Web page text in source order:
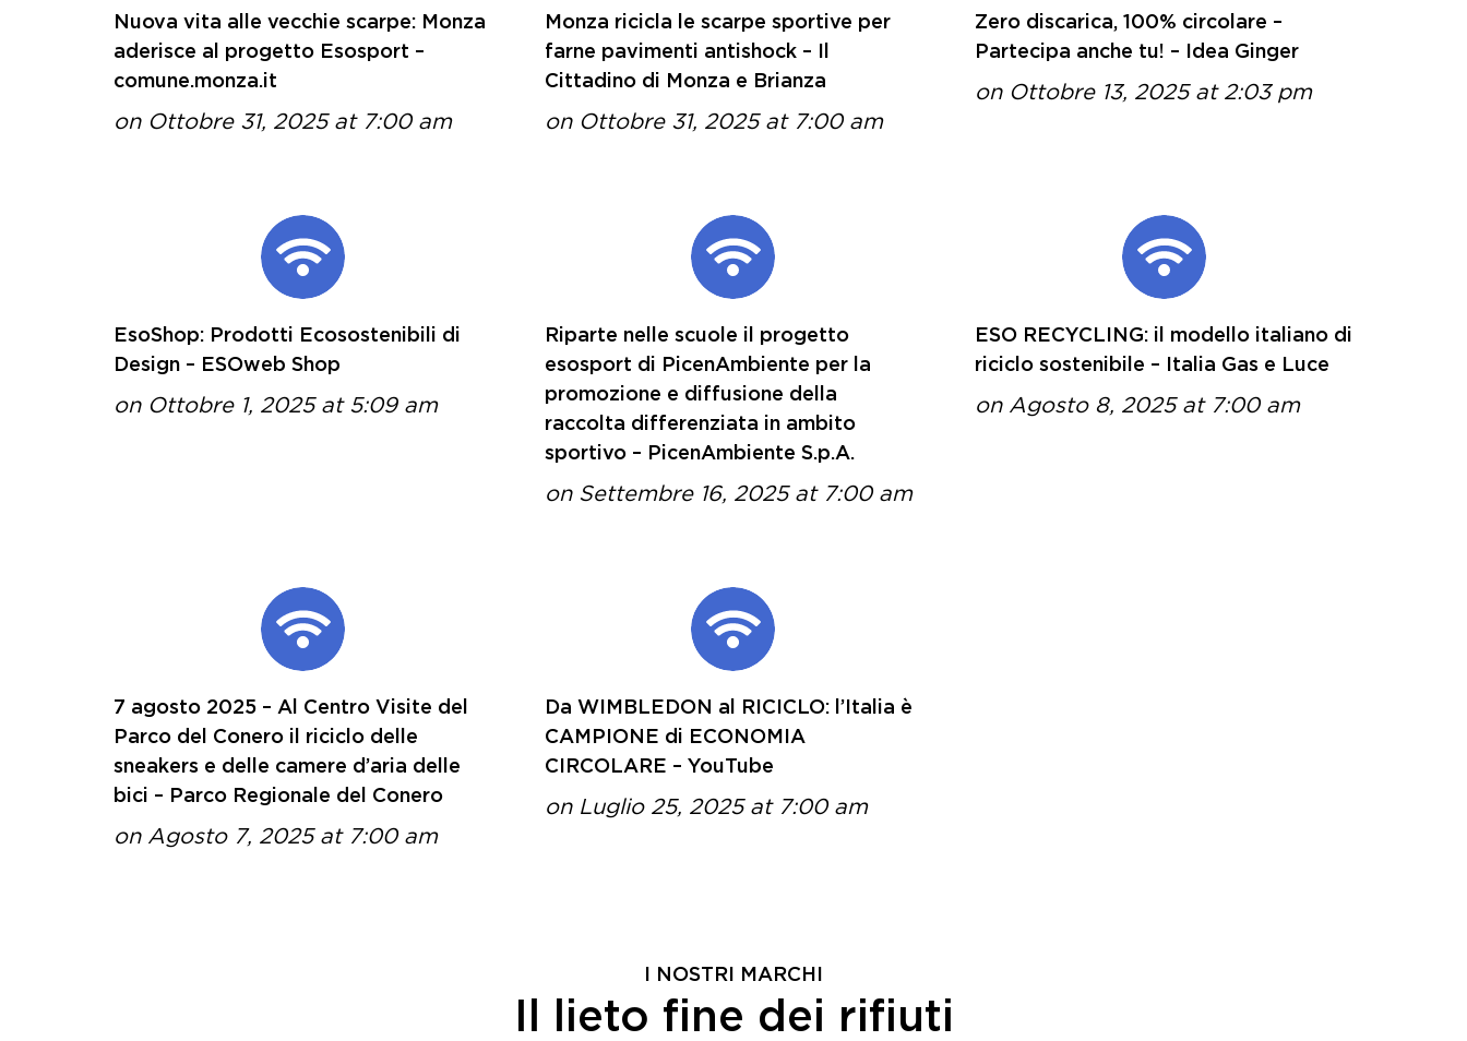
Nuova vita alle vecchie scarpe: Monza
aderisce al progetto Esosport –
comune.monza.it
on Ottobre 31, 2025 at 7:00 am
Monza ricicla le scarpe sportive per
farne pavimenti antishock – Il
Cittadino di Monza e Brianza
on Ottobre 31, 2025 at 7:00 am
Zero discarica, 100% circolare –
Partecipa anche tu! – Idea Ginger
on Ottobre 13, 2025 at 2:03 pm
EsoShop: Prodotti Ecosostenibili di
Design – ESOweb Shop
on Ottobre 1, 2025 at 5:09 am
Riparte nelle scuole il progetto
esosport di PicenAmbiente per la
promozione e diffusione della
raccolta differenziata in ambito
sportivo – PicenAmbiente S.p.A.
on Settembre 16, 2025 at 7:00 am
ESO RECYCLING: il modello italiano di
riciclo sostenibile – Italia Gas e Luce
on Agosto 8, 2025 at 7:00 am
7 agosto 2025 – Al Centro Visite del
Parco del Conero il riciclo delle
sneakers e delle camere d’aria delle
bici – Parco Regionale del Conero
on Agosto 7, 2025 at 7:00 am
Da WIMBLEDON al RICICLO: l’Italia è
CAMPIONE di ECONOMIA
CIRCOLARE – YouTube
on Luglio 25, 2025 at 7:00 am
I NOSTRI MARCHI
Il lieto fine dei rifiuti